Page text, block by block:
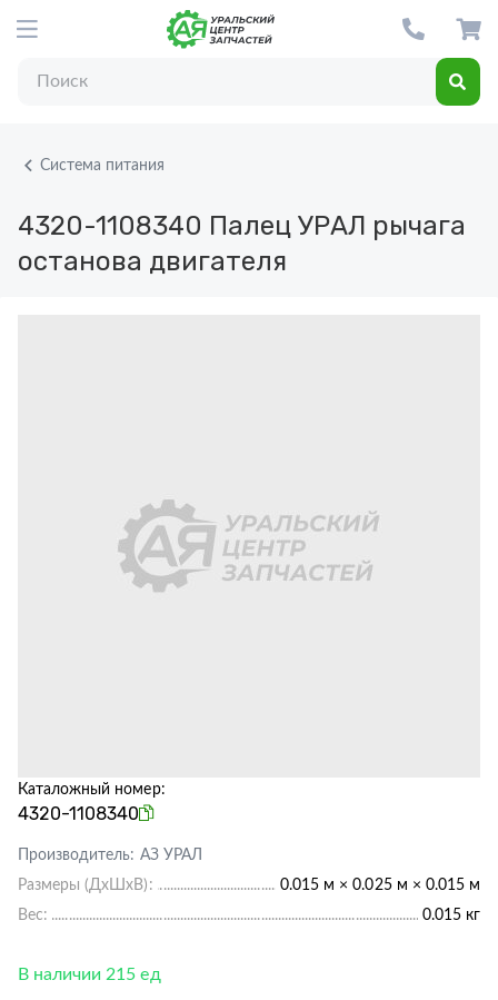
Система питания
4320-1108340 Палец УРАЛ рычага
останова двигателя
Каталожный номер:
4320-1108340
Производитель: АЗ УРАЛ
Размеры (ДхШхВ):
0.015 м × 0.025 м × 0.015 м
Вес:
0.015 кг
В наличии 215 ед